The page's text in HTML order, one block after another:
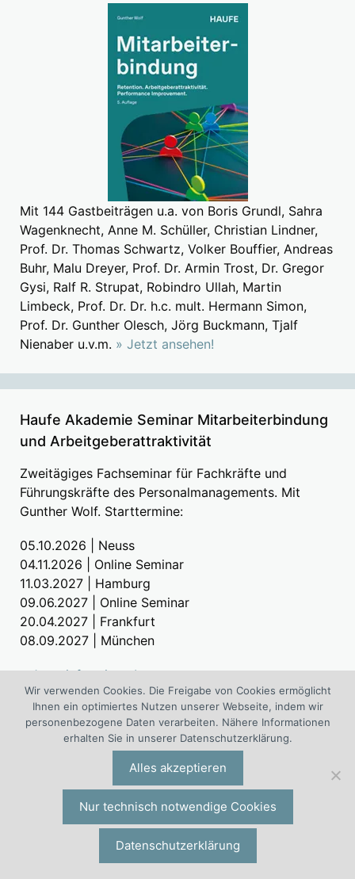
Mit 144 Gastbeiträgen u.a. von Boris Grundl, Sahra
Wagenknecht, Anne M. Schüller, Christian Lindner,
Prof. Dr. Thomas Schwartz, Volker Bouffier, Andreas
Buhr, Malu Dreyer, Prof. Dr. Armin Trost, Dr. Gregor
Gysi, Ralf R. Strupat, Robindro Ullah, Martin
Limbeck, Prof. Dr. Dr. h.c. mult. Hermann Simon,
Prof. Dr. Gunther Olesch, Jörg Buckmann, Tjalf
Nienaber u.v.m. » Jetzt ansehen!
Haufe Akademie Seminar Mitarbeiterbindung
und Arbeitgeberattraktivität
Zweitägiges Fachseminar für Fachkräfte und
Führungskräfte des Personalmanagements. Mit
Gunther Wolf. Starttermine:
05.10.2026 | Neuss
04.11.2026 | Online Seminar
11.03.2027 | Hamburg
09.06.2027 | Online Seminar
20.04.2027 | Frankfurt
08.09.2027 | München
»Jetzt informieren!
»Weitere Seminare für Personalmanager:innen
Haufe Akademie Training Delegieren,
Motivieren und Führen mit Zielen
Das zweitägige Training nur für Führungskräfte. Mit
Gunther Wolf. Die nächsten Starttermine:
Wir verwenden Cookies. Die Freigabe von Cookies ermöglicht
Ihnen ein optimiertes Nutzen unserer Webseite, indem wir
personenbezogene Daten verarbeiten. Nähere Informationen
erhalten Sie in unserer Datenschutzerklärung.
Alles akzeptieren
Nur technisch notwendige Cookies
Datenschutzerklärung